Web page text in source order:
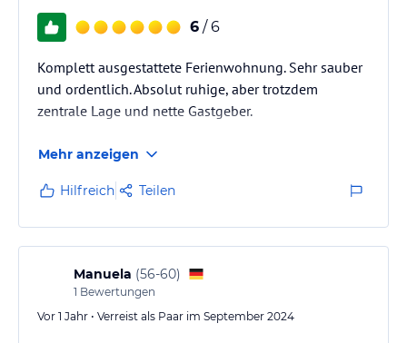
6 / 6
Komplett ausgestattete Ferienwohnung. Sehr sauber
und ordentlich. Absolut ruhige, aber trotzdem
zentrale Lage und nette Gastgeber.
Mehr anzeigen
Hilfreich Teilen
Manuela (56-60)
1 Bewertungen
Vor 1 Jahr • Verreist als Paar im September 2024